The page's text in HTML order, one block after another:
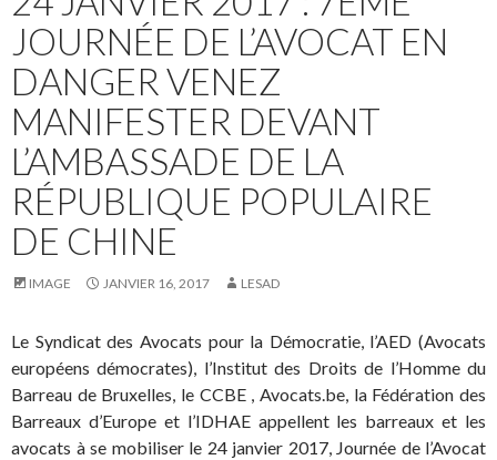
JOURNÉE DE L’AVOCAT EN
DANGER VENEZ
MANIFESTER DEVANT
L’AMBASSADE DE LA
RÉPUBLIQUE POPULAIRE
DE CHINE
IMAGE JANVIER 16, 2017 LESAD
Le Syndicat des Avocats pour la Démocratie, l’AED (Avocats
européens démocrates), l’Institut des Droits de l’Homme du
Barreau de Bruxelles, le CCBE , Avocats.be, la Fédération des
Barreaux d’Europe et l’IDHAE appellent les barreaux et les
avocats à se mobiliser le 24 janvier 2017, Journée de l’Avocat